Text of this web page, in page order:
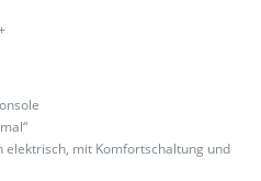
elektrisch, mit Komfortschaltung und